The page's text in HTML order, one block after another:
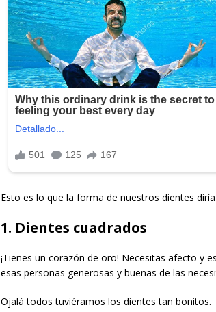
Esto es lo que la forma de nuestros dientes
1. Dientes cuadrados
¡Tienes un corazón de oro! Necesitas afecto y
esas personas generosas y buenas de las
Ojalá todos tuviéramos los dientes tan bonitos.